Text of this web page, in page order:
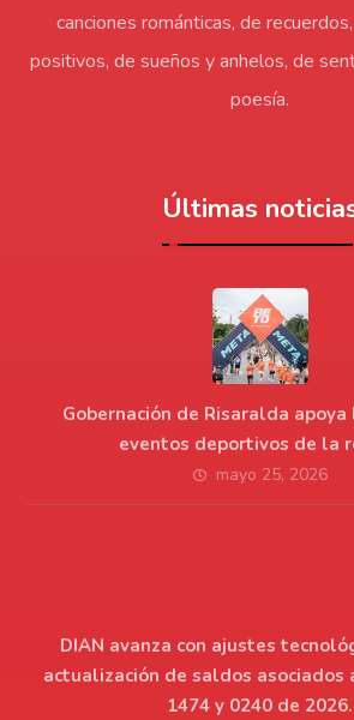
canciones románticas, de
positivos, de sueños y anhelos, de
poesía.
Últimas
Gobernación de Risaralda
eventos deportivos de la
mayo 25, 2026
DIAN avanza con ajustes
actualización de saldos asociados
1474 y 0240 de 2026.